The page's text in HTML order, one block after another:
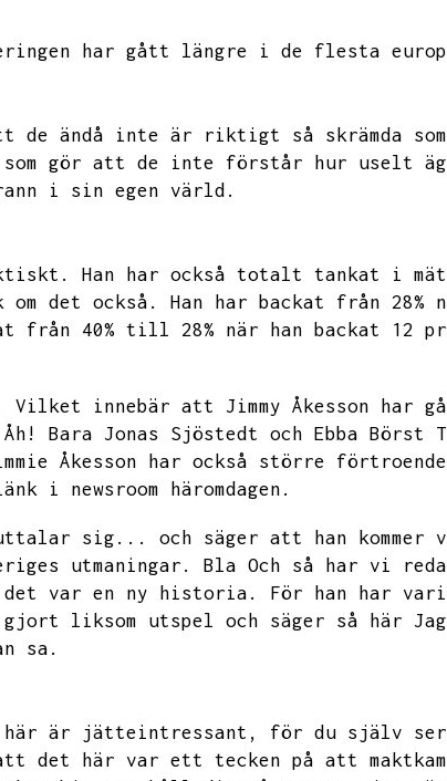
har gått längre i de flesta
de ändå inte är riktigt så skrämda
gör att de inte förstår hur uselt
i sin egen värld.
Han har också totalt tankat i
det också.
Han har backat från
från 40% till 28% när han backat 12
Vilket innebär att Jimmy Åkesson har
Åh!
Bara Jonas Sjöstedt och Ebba
Åkesson har också större
i newsroom häromdagen.
uttalar sig...
och säger att han
utmaningar. Bla Och så har vi
det var en ny historia. För han har
gjort liksom utspel och säger så här
sa.
här är jätteintressant,
för du själv
det här var ett tecken på att